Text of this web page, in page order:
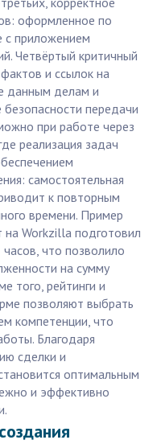
оформленное по
с приложением
Четвёртый критичный
и ссылок на
данным делам и
передачи
при работе через
реализация задач
самостоятельная
к повторным
времени. Пример
на Workzilla подготовил
что позволило
на сумму
того, рейтинги и
позволяют выбрать
компетенции, что
Благодаря
сделки и
оптимальным
и эффективно